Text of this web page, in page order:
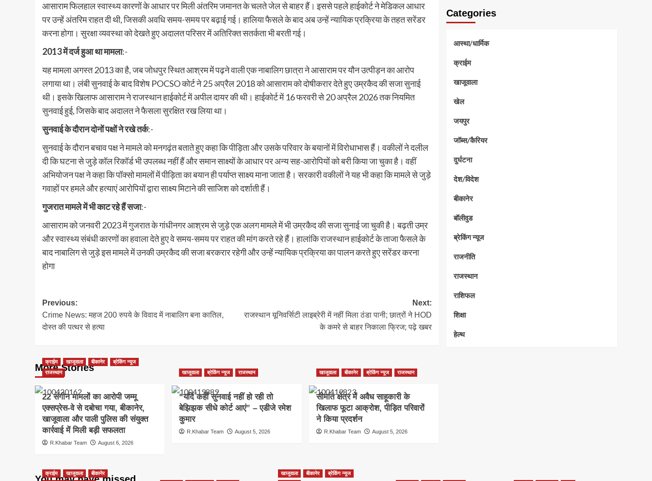
आसाराम फिलहाल स्वास्थ्य कारणों के आधार पर मिली अंतरिम जमानत के चलते जेल से बाहर हैं। इससे पहले हाईकोर्ट ने मेडिकल आधार
पर उन्हें अंतरिम राहत दी थी, जिसकी अवधि समय-समय पर बढ़ाई गई। हालिया फैसले के बाद अब उन्हें न्यायिक प्रक्रिया के तहत सरेंडर
करना होगा। सुरक्षा व्यवस्था को देखते हुए अदालत परिसर में अतिरिक्त सतर्कता भी बरती गई।
2013 में दर्ज हुआ था मामला:-
यह मामला अगस्त 2013 का है, जब जोधपुर स्थित आश्रम में पढ़ने वाली एक नाबालिग छात्रा ने आसाराम पर यौन उत्पीड़न का आरोप
लगाया था। लंबी सुनवाई के बाद विशेष POCSO कोर्ट ने 25 अप्रैल 2018 को आसाराम को दोषीकरार देते हुए उम्रकैद की सजा सुनाई
थी। इसके खिलाफ आसाराम ने राजस्थान हाईकोर्ट में अपील दायर की थी। हाईकोर्ट में 16 फरवरी से 20 अप्रैल 2026 तक नियमित
सुनवाई हुई, जिसके बाद अदालत ने फैसला सुरक्षित रख लिया था।
सुनवाई के दौरान दोनों पक्षों ने रखे तर्क:-
सुनवाई के दौरान बचाव पक्ष ने मामले को मनगढ़ंत बताते हुए कहा कि पीड़िता और उसके परिवार के बयानों में विरोधाभास हैं। वकीलों ने दलील
दी कि घटना से जुड़े कॉल रिकॉर्ड भी उपलब्ध नहीं हैं और समान साक्ष्यों के आधार पर अन्य सह-आरोपियों को बरी किया जा चुका है। वहीं
अभियोजन पक्ष ने कहा कि पॉक्सो मामलों में पीड़िता का बयान ही पर्याप्त साक्ष्य माना जाता है। सरकारी वकीलों ने यह भी कहा कि मामले से जुड़े
गवाहों पर हमले और हत्याएं आरोपियों द्वारा साक्ष्य मिटाने की साजिश को दर्शाती हैं।
गुजरात मामले में भी काट रहे हैं सजा:-
आसाराम को जनवरी 2023 में गुजरात के गांधीनगर आश्रम से जुड़े एक अलग मामले में भी उम्रकैद की सजा सुनाई जा चुकी है। बढ़ती उम्र
और स्वास्थ्य संबंधी कारणों का हवाला देते हुए वे समय-समय पर राहत की मांग करते रहे हैं। हालांकि राजस्थान हाईकोर्ट के ताजा फैसले के
बाद नाबालिग से जुड़े इस मामले में उनकी उम्रकैद की सजा बरकरार रहेगी और उन्हें न्यायिक प्रक्रिया का पालन करते हुए सरेंडर करना
होगा
Post
navigation
Previous:
Crime News: महज 200 रुपये के विवाद में नाबालिग बना कातिल,
दोस्त की पत्थर से हत्या
Next:
राजस्थान यूनिवर्सिटी लाइब्रेरी में नहीं मिला ठंडा पानी; छात्रों ने HOD
के कमरे से बाहर निकाला फ्रिज; पढ़े खबर
More Stories
क्राईम खाजूवाला बीकानेर
ब्रेकिंग न्यूज
राजस्थान
22 संगीन मामलों का आरोपी जम्मू
एक्सप्रेस-वे से दबोचा गया, बीकानेर,
खाजूवाला और पाली पुलिस की संयुक्त
कार्रवाई में मिली बड़ी सफलता
R.Khabar Team August 6, 2026
खाजूवाला ब्रेकिंग न्यूज राजस्थान
“यदि कहीं सुनवाई नहीं हो रही तो
बेझिझक सीधे कोर्ट आएं” – एडीजे रमेश
कुमार
R.Khabar Team August 5, 2026
खाजूवाला बीकानेर ब्रेकिंग न्यूज राजस्थान
सीमांत क्षेत्र में अवैध साहूकारी के
खिलाफ फूटा आक्रोश, पीड़ित परिवारों
ने किया प्रदर्शन
R.Khabar Team August 5, 2026
Categories
आस्था/धार्मिक
क्राईम
खाजूवाला
खेल
जयपुर
जॉब्स/कैरियर
दुर्घटना
देश/विदेश
बीकानेर
बॉलीवुड
ब्रेकिंग न्यूज
राजनीति
राजस्थान
राशिफल
शिक्षा
हेल्थ
क्राईम खाजूवाला बीकानेर खाजूवाला बीकानेर ब्रेकिंग न्यूज